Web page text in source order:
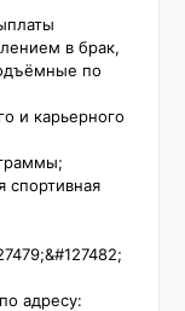
в брак,
по
и карьерного
спортивная
адресу: